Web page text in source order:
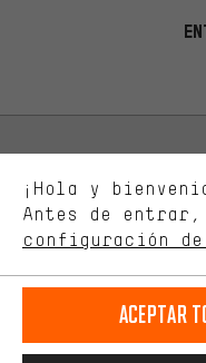
Llamada Programada
Nuestra política de privacidad
¡Hola y
Antes de entrar,
configuración
En lugar de
ti. Las cookies de
intereses con
tienda. Con las
de nuestro sitio web
comportamiento de
Más confort
cookies de
sociales. Esto nos
Aceptar